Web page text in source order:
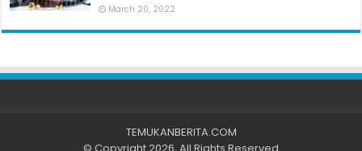
March 20, 2022
TEMUKANBERITA.COM